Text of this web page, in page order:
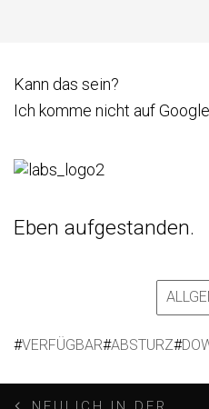
Kann das sein?
Ich komme nicht auf
Eben aufgestanden.
#VERFÜGBAR#ABSTURZ#